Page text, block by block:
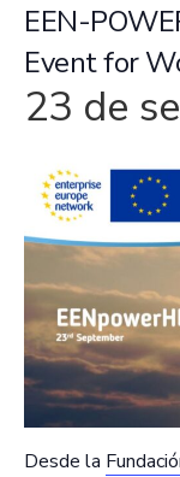
EEN-
Event for
23 de
Desde la